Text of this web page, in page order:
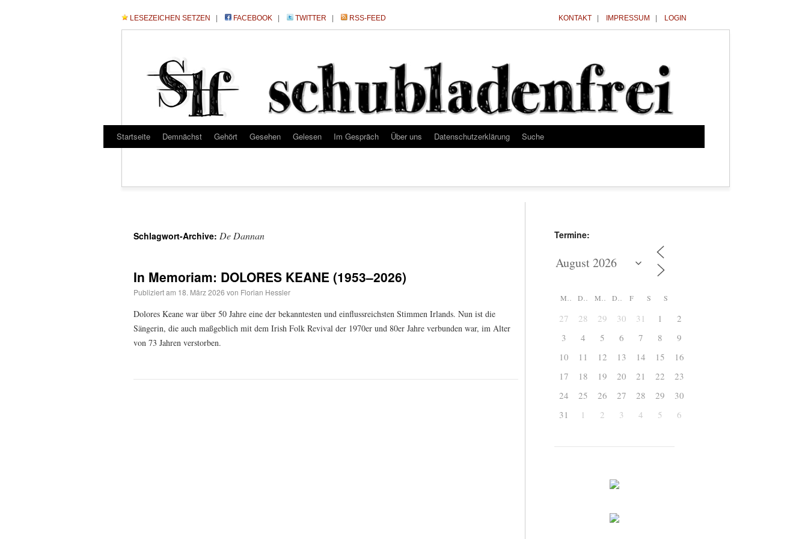
LESEZEICHEN SETZEN FACEBOOK TWITTER RSS-FEED KONTAKT IMPRESSUM LOGIN
Startseite Demnächst Gehört Gesehen Gelesen Im Gespräch Über uns Datenschutzerklärung Suche
Schlagwort-Archive: De Dannan
In Memoriam: DOLORES KEANE (1953–2026)
Publiziert am 18. März 2026 von Florian Hessler
Dolores Keane war über 50 Jahre eine der bekanntesten und einflussreichsten Stimmen Irlands. Nun ist die
Sängerin, die auch maßgeblich mit dem Irish Folk Revival der 1970er und 80er Jahre verbunden war, im Alter
von 73 Jahren verstorben.
Termine:
F S S
27 28 29 30 31 1
2
3
4 5 6 7 8
9
10
11 12 13 14 15
16
17
18 19 20 21 22
23
24
25 26 27 28 29
30
31
1 2 3 4 5 6